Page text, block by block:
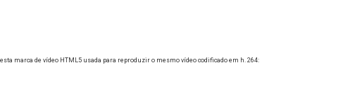
marca de vídeo HTML5 usada para reproduzir o mesmo vídeo codificado em h. 264: